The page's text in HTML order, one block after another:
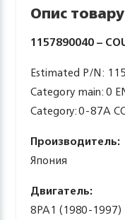
Опис товару
1157890040 –
Estimated P/N:
Category main: 0
Category: 0-87A
Производитель:
Япония
Двигатель:
8PA1 (1980-1997)